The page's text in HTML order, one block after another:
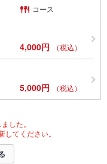
コース
4,000円 （税込）
5,000円 （税込）
した。
てください。